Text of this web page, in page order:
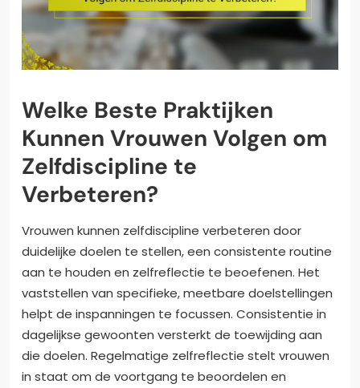
Welke Beste Praktijken
Kunnen Vrouwen Volgen om
Zelfdiscipline te
Verbeteren?
Vrouwen kunnen zelfdiscipline verbeteren door
duidelijke doelen te stellen, een consistente routine
aan te houden en zelfreflectie te beoefenen. Het
vaststellen van specifieke, meetbare doelstellingen
helpt de inspanningen te focussen. Consistentie in
dagelijkse gewoonten versterkt de toewijding aan
die doelen. Regelmatige zelfreflectie stelt vrouwen
in staat om de voortgang te beoordelen en